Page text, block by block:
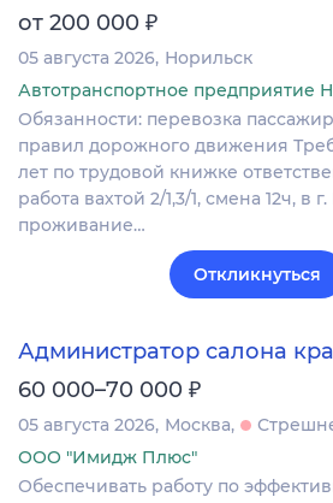
от 200 000 ₽
05 августа 2026 Норильск
Автотранспортное предприятие
Обязанности: перевозка
правил дорожного движения
лет по трудовой книжке
работа вахтой 2/1,3/1, смена 12ч, в
проживание…
Откликнуться
Администратор салона
60 000–70 000 ₽
05 августа 2026 Москва
ООО "Имидж Плюс"
Обеспечивать работу по